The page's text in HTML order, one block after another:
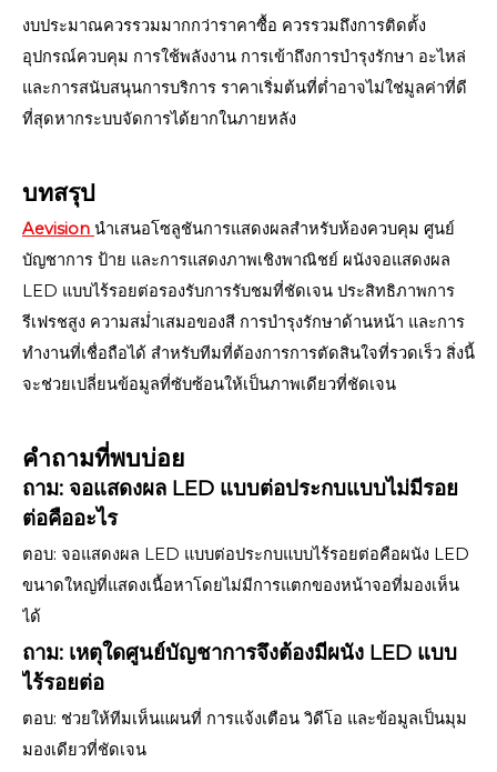
งบประมาณควรรวมมากกว่าราคาซื้อ ควรรวมถึงการติดตั้ง
อุปกรณ์ควบคุม การใช้พลังงาน การเข้าถึงการบำรุงรักษา อะไหล่
และการสนับสนุนการบริการ ราคาเริ่มต้นที่ต่ำอาจไม่ใช่มูลค่าที่ดี
ที่สุดหากระบบจัดการได้ยากในภายหลัง
บทสรุป
Aevision นำเสนอโซลูชันการแสดงผลสำหรับห้องควบคุม ศูนย์
บัญชาการ ป้าย และการแสดงภาพเชิงพาณิชย์ ผนังจอแสดงผล
LED แบบไร้รอยต่อรองรับการรับชมที่ชัดเจน ประสิทธิภาพการ
รีเฟรชสูง ความสม่ำเสมอของสี การบำรุงรักษาด้านหน้า และการ
ทำงานที่เชื่อถือได้ สำหรับทีมที่ต้องการการตัดสินใจที่รวดเร็ว สิ่งนี้
จะช่วยเปลี่ยนข้อมูลที่ซับซ้อนให้เป็นภาพเดียวที่ชัดเจน
คำถามที่พบบ่อย
ถาม: จอแสดงผล LED แบบต่อประกบแบบไม่มีรอย
ต่อคืออะไร
ตอบ: จอแสดงผล LED แบบต่อประกบแบบไร้รอยต่อคือผนัง LED
ขนาดใหญ่ที่แสดงเนื้อหาโดยไม่มีการแตกของหน้าจอที่มองเห็น
ได้
ถาม: เหตุใดศูนย์บัญชาการจึงต้องมีผนัง LED แบบ
ไร้รอยต่อ
ตอบ: ช่วยให้ทีมเห็นแผนที่ การแจ้งเตือน วิดีโอ และข้อมูลเป็นมุม
มองเดียวที่ชัดเจน